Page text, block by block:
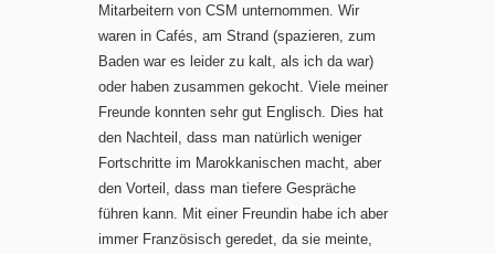
Mitarbeitern von CSM unternommen. Wir
waren in Cafés, am Strand (spazieren, zum
Baden war es leider zu kalt, als ich da war)
oder haben zusammen gekocht. Viele meiner
Freunde konnten sehr gut Englisch. Dies hat
den Nachteil, dass man natürlich weniger
Fortschritte im Marokkanischen macht, aber
den Vorteil, dass man tiefere Gespräche
führen kann. Mit einer Freundin habe ich aber
immer Französisch geredet, da sie meinte,